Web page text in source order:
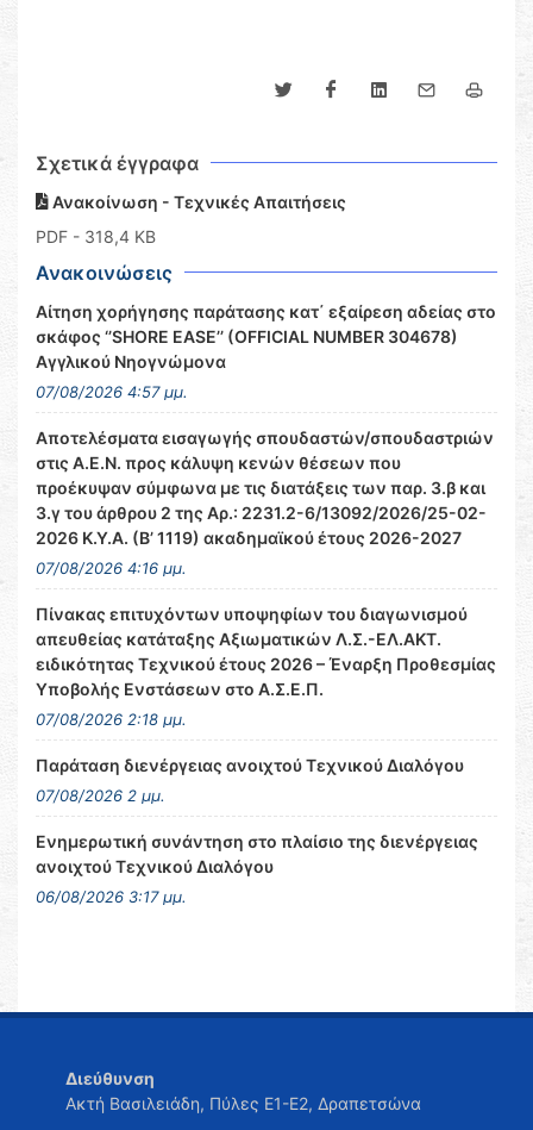
Σχετικά έγγραφα
Ανακοίνωση - Τεχνικές Απαιτήσεις
PDF - 318,4 KB
Ανακοινώσεις
Αίτηση χορήγησης παράτασης κατ΄ εξαίρεση αδείας στο
σκάφος ‘’SHORE EASE’’ (OFFICIAL NUMBER 304678)
Αγγλικού Νηογνώμονα
07/08/2026 4:57 μμ.
Αποτελέσματα εισαγωγής σπουδαστών/σπουδαστριών
στις Α.Ε.Ν. προς κάλυψη κενών θέσεων που
προέκυψαν σύμφωνα με τις διατάξεις των παρ. 3.β και
3.γ του άρθρου 2 της Αρ.: 2231.2-6/13092/2026/25-02-
2026 Κ.Υ.Α. (Β’ 1119) ακαδημαϊκού έτους 2026-2027
07/08/2026 4:16 μμ.
Πίνακας επιτυχόντων υποψηφίων του διαγωνισμού
απευθείας κατάταξης Αξιωματικών Λ.Σ.-ΕΛ.ΑΚΤ.
ειδικότητας Τεχνικού έτους 2026 – Έναρξη Προθεσμίας
Υποβολής Ενστάσεων στο Α.Σ.Ε.Π.
07/08/2026 2:18 μμ.
Παράταση διενέργειας ανοιχτού Τεχνικού Διαλόγου
07/08/2026 2 μμ.
Ενημερωτική συνάντηση στο πλαίσιο της διενέργειας
ανοιχτού Τεχνικού Διαλόγου
06/08/2026 3:17 μμ.
Διεύθυνση
Ακτή Βασιλειάδη, Πύλες Ε1-Ε2, Δραπετσώνα